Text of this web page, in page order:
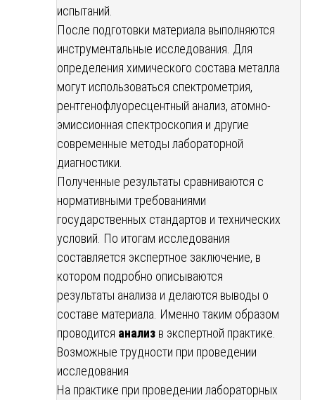
испытаний.
После подготовки материала выполняются
инструментальные исследования. Для
определения химического состава металла
могут использоваться спектрометрия,
рентгенофлуоресцентный анализ, атомно-
эмиссионная спектроскопия и другие
современные методы лабораторной
диагностики.
Полученные результаты сравниваются с
нормативными требованиями
государственных стандартов и технических
условий. По итогам исследования
составляется экспертное заключение, в
котором подробно описываются
результаты анализа и делаются выводы о
составе материала. Именно таким образом
проводится анализ в экспертной практике.
Возможные трудности при проведении
исследования
На практике при проведении лабораторных